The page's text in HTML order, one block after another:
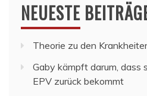
NEUESTE
Theorie zu den
Gaby kämpft darum, dass
EPV zurück bekommt